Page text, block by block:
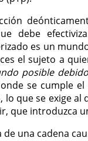
debe
es un
el sujeto a
posible debido
se cumple
lo que se exige
que introduzca
de una cadena